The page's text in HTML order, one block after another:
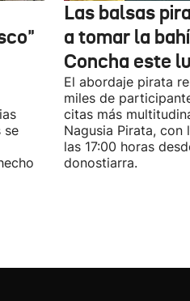
se
Las balsas
a tomar la
Concha este
El abordaje pirata
miles de
citas más
Nagusia Pirata, con
las 17:00 horas
donostiarra.